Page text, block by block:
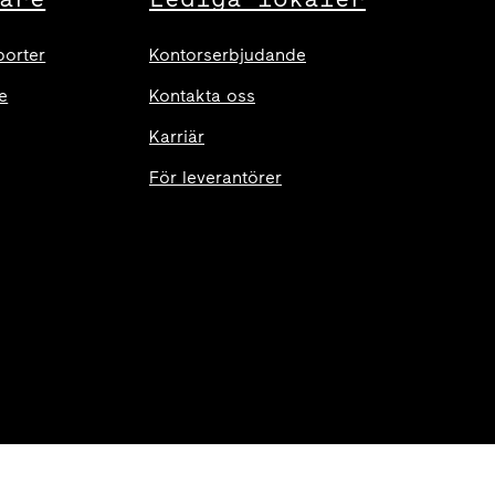
Kontorserbjudande
Kontakta oss
Karriär
För leverantörer